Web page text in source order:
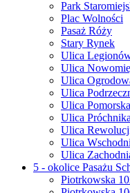
Park
Plac Wolności
Pasaż Róży
Stary Rynek
Ulica
Ulica
Ulica
Ulica
Ulica Pomorska
Ulica Próchnika
Ulica
Ulica
Ulica
5 - okolice Pasażu
Piotrkowska